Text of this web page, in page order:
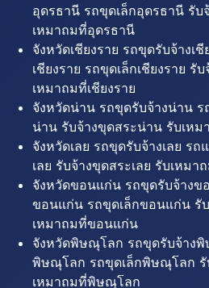
อุดรธานี รถขุดเล็กอุดรธานี รับ
เหมาถมที่อุดรธานี
จังหวัดเชียงราย รถขุดรับจ้างเ
เชียงราย รถขุดเล็กเชียงราย รั
เหมาถมที่เชียงราย
จังหวัดน่าน รถขุดรับจ้างน่าน
น่าน รับจ้างขุดสระน่าน รับเห
จังหวัดเลย รถขุดรับจ้างเลย รถ
เลย รับจ้างขุดสระเลย รับเหมา
จังหวัดขอนแก่น รถขุดรับจ้างข
ขอนแก่น รถขุดเล็กขอนแก่น รั
เหมาถมที่ขอนแก่น
จังหวัดพิษณุโลก รถขุดรับจ้าง
พิษณุโลก รถขุดเล็กพิษณุโลก
เหมาถมที่พิษณุโลก